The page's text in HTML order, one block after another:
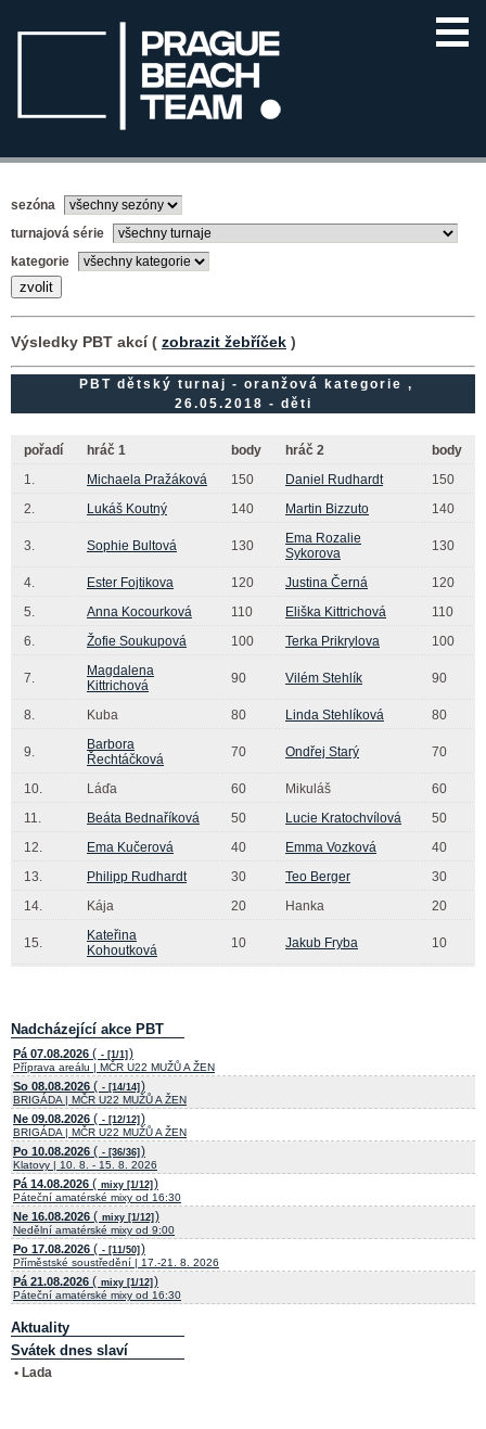
sezóna
turnajová série
kategorie
Výsledky PBT akcí ( zobrazit žebříček )
PBT dětský turnaj - oranžová kategorie ,
26.05.2018 - děti
pořadí hráč 1 body hráč 2
body
1.
Michaela Pražáková 150 Daniel Rudhardt
150
2.
Lukáš Koutný 140 Martin Bizzuto 140
3. Sophie Bultová 130
Ema Rozalie
Sykorova
130
4. Ester Fojtikova 120 Justina Černá
120
5.
Anna Kocourková 110 Eliška Kittrichová
110
6.
Žofie Soukupová 100 Terka Prikrylova 100
7.
Magdalena
Kittrichová
90 Vilém Stehlík 90
8. Kuba 80 Linda Stehlíková 80
9.
Barbora
Řechtáčková
70 Ondřej Starý 70
10. Láďa 60 Mikuláš
60
11.
Beáta Bednaříková 50 Lucie Kratochvílová
50
12.
Ema Kučerová 40 Emma Vozková
40
13.
Philipp Rudhardt 30 Teo Berger
30
14.
Kája 20 Hanka 20
15.
Kateřina
Kohoutková
10 Jakub Fryba 10
Nadcházející akce PBT
Pá 07.08.2026 ( - [1/1] )
Příprava areálu | MČR U22 MUŽŮ A ŽEN
So 08.08.2026 ( - [14/14] )
BRIGÁDA | MČR U22 MUŽŮ A ŽEN
Ne 09.08.2026 ( - [12/12] )
BRIGÁDA | MČR U22 MUŽŮ A ŽEN
Po 10.08.2026 ( - [36/36] )
Klatovy | 10. 8. - 15. 8. 2026
Pá 14.08.2026 ( mixy [1/12] )
Páteční amatérské mixy od 16:30
Ne 16.08.2026 ( mixy [1/12] )
Nedělní amatérské mixy od 9:00
Po 17.08.2026 ( - [11/50] )
Příměstské soustředění | 17.-21. 8. 2026
Pá 21.08.2026 ( mixy [1/12] )
Páteční amatérské mixy od 16:30
Aktuality
Svátek dnes slaví
• Lada